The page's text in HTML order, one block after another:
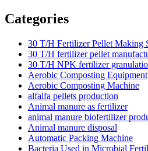
Categories
30 T/H Fertilizer Pellet Making
30 T/H fertilizer pellet
30 T/H NPK fertilizer
Aerobic Composting Equipment
Aerobic Composting Machine
alfalfa pellets production
Animal manure as fertilizer
animal manure biofertilizer
Animal manure disposal
Automatic Packing Machine
Bacteria Used in Microbial